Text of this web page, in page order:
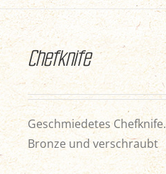
Chefknife
Geschmiedetes
Bronze und verschraubt